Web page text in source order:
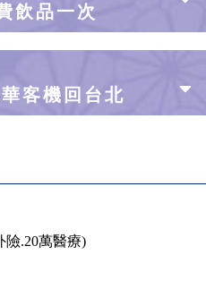
飲品一次
客機回台北
險.20萬醫療)